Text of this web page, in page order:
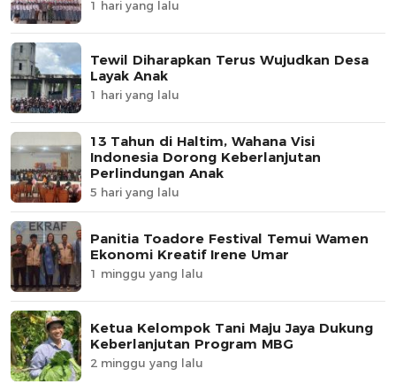
1 hari yang lalu
Tewil Diharapkan Terus Wujudkan Desa
Layak Anak
1 hari yang lalu
13 Tahun di Haltim, Wahana Visi
Indonesia Dorong Keberlanjutan
Perlindungan Anak
5 hari yang lalu
Panitia Toadore Festival Temui Wamen
Ekonomi Kreatif Irene Umar
1 minggu yang lalu
Ketua Kelompok Tani Maju Jaya Dukung
Keberlanjutan Program MBG
2 minggu yang lalu